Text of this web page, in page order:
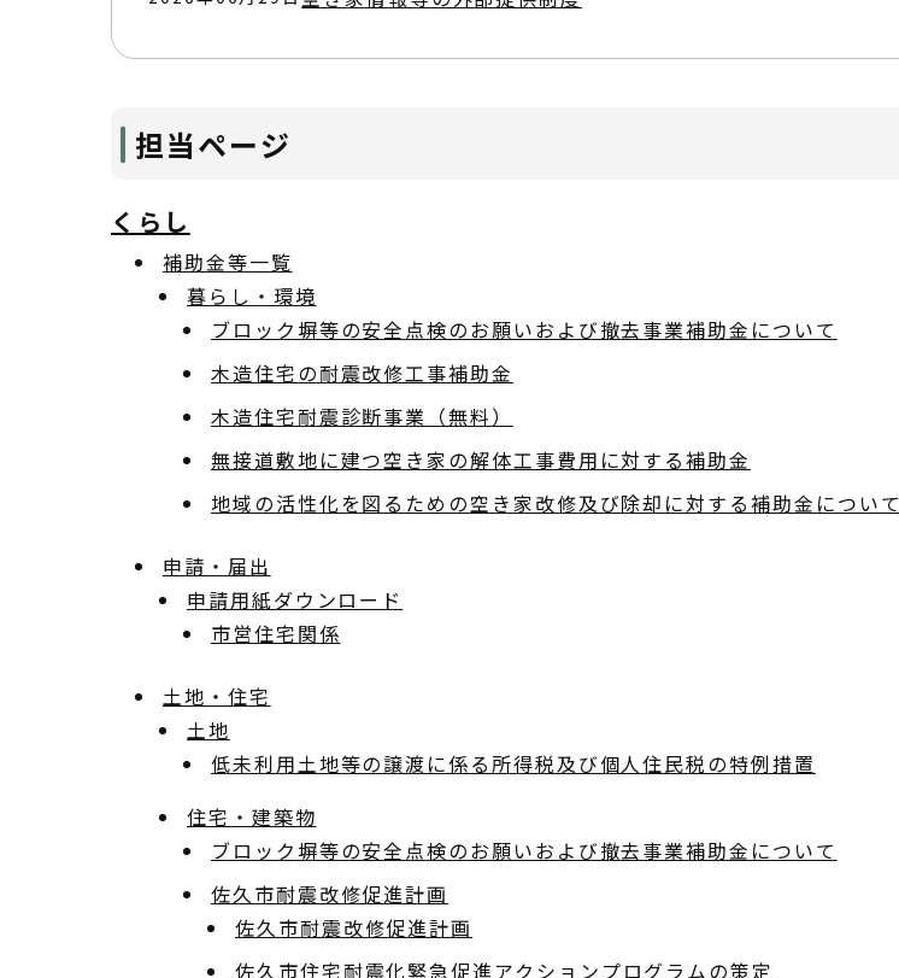
担当ページ
くらし
補助金等一覧
暮らし・環境
ブロック塀等の安全点検のお願いおよび撤去事業補助金について
木造住宅の耐震改修工事補助金
木造住宅耐震診断事業（無料）
無接道敷地に建つ空き家の解体工事費用に対する補助金
地域の活性化を図るための空き家改修及び除却に対する補助金について
申請・届出
申請用紙ダウンロード
市営住宅関係
土地・住宅
土地
低未利用土地等の譲渡に係る所得税及び個人住民税の特例措置
住宅・建築物
ブロック塀等の安全点検のお願いおよび撤去事業補助金について
佐久市耐震改修促進計画
佐久市耐震改修促進計画
佐久市住宅耐震化緊急促進アクションプログラムの策定